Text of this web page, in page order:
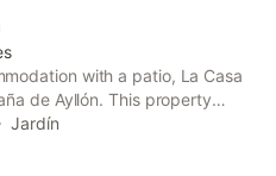
with a patio, La Casa
de Ayllón. This property
private parking. The
for disabled guests.
Jardín